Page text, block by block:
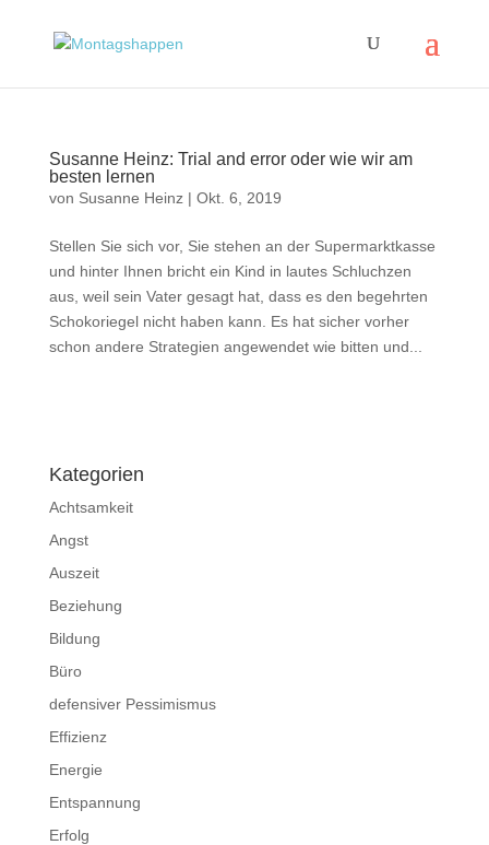
Susanne Heinz: Trial and error oder wie wir am
besten lernen
von Susanne Heinz| Okt. 6, 2019
Stellen Sie sich vor, Sie stehen an der Supermarktkasse
und hinter Ihnen bricht ein Kind in lautes Schluchzen
aus, weil sein Vater gesagt hat, dass es den begehrten
Schokoriegel nicht haben kann. Es hat sicher vorher
schon andere Strategien angewendet wie bitten und...
Kategorien
Achtsamkeit
Angst
Auszeit
Beziehung
Bildung
Büro
defensiver Pessimismus
Effizienz
Energie
Entspannung
Erfolg